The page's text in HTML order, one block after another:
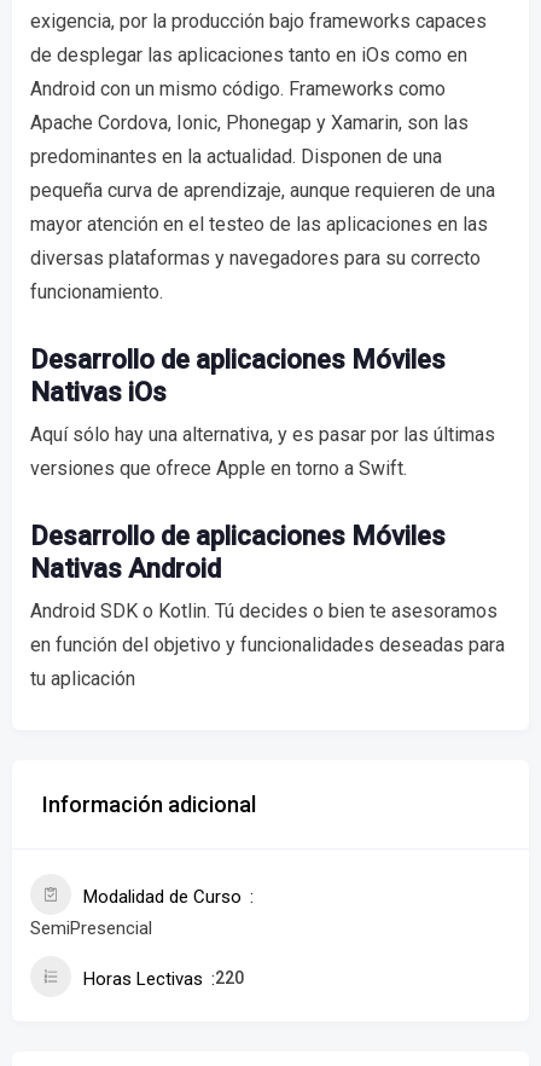
exigencia, por la producción bajo frameworks capaces
de desplegar las aplicaciones tanto en iOs como en
Android con un mismo código. Frameworks como
Apache Cordova, Ionic, Phonegap y Xamarin, son las
predominantes en la actualidad. Disponen de una
pequeña curva de aprendizaje, aunque requieren de una
mayor atención en el testeo de las aplicaciones en las
diversas plataformas y navegadores para su correcto
funcionamiento.
Desarrollo de aplicaciones Móviles
Nativas iOs
Aquí sólo hay una alternativa, y es pasar por las últimas
versiones que ofrece Apple en torno a Swift.
Desarrollo de aplicaciones Móviles
Nativas Android
Android SDK o Kotlin. Tú decides o bien te asesoramos
en función del objetivo y funcionalidades deseadas para
tu aplicación
Información adicional
Modalidad de Curso
SemiPresencial
Horas Lectivas 220